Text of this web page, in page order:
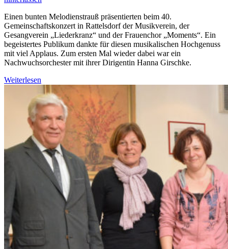
Einen bunten Melodienstrauß präsentierten beim 40.
Gemeinschaftskonzert in Rattelsdorf der Musikverein, der
Gesangverein „Liederkranz“ und der Frauenchor „Moments“. Ein
begeistertes Publikum dankte für diesen musikalischen Hochgenuss
mit viel Applaus. Zum ersten Mal wieder dabei war ein
Nachwuchsorchester mit ihrer Dirigentin Hanna Girschke.
Weiterlesen